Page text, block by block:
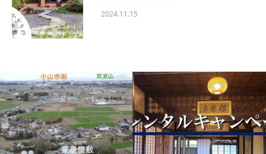
2024.11.15